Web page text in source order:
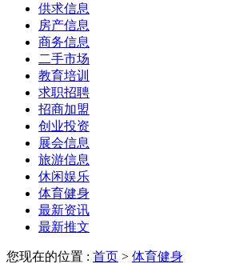
供求信息
房产信息
商务信息
二手市场
教育培训
求职招聘
招商加盟
创业投资
展会信息
旅游信息
休闲娱乐
体育健身
最新资讯
最新推文
您现在的位置 : 首页 > 体育健身